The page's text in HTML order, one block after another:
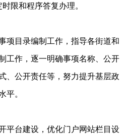
限和程序答复办理。
目录编制工作，指导各街道和
工作，逐一明确事项名称、公开
、公开责任等，努力提升基层政
平。
台建设，优化门户网站栏目设